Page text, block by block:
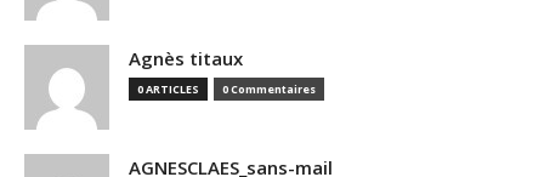
Agnès titaux
0 ARTICLES 0 Commentaires
AGNESCLAES_sans-mail